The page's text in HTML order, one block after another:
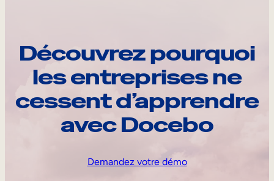
Découvrez pourquoi
les entreprises ne
cessent d’apprendre
avec Docebo
Demandez votre démo